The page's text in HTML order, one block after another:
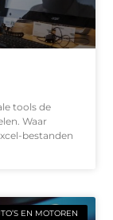
tools de
Waar
bestanden
EN MOTOREN